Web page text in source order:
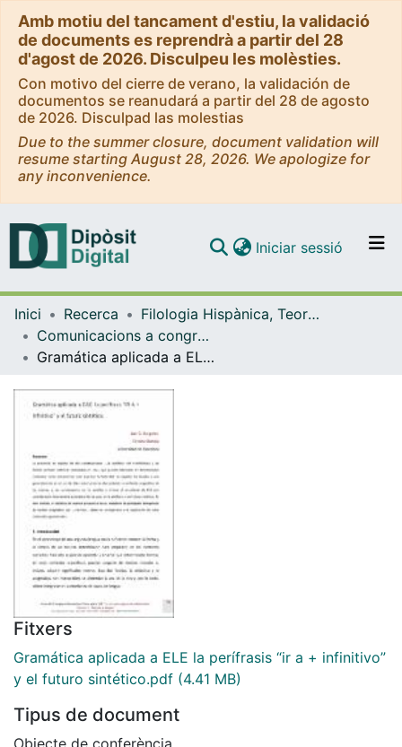
Amb motiu del tancament d'estiu, la validació
de documents es reprendrà a partir del 28
d'agost de 2026. Disculpeu les molèsties.
Con motivo del cierre de verano, la validación de
documentos se reanudará a partir del 28 de agosto
de 2026. Disculpad las molestias
Due to the summer closure, document validation will
resume starting August 28, 2026. We apologize for
any inconvenience.
Navega per tot el DD
Com publicar
Iniciar sessió (current)
Inici Recerca
Filologia Hispànica, Teoria de la Literatura i Comunicació
Comunicacions a congressos (Filologia Hispànica, Teoria de la Literatura i Comunicació)
Gramática aplicada a ELE: la perífrasis “ir a + infinitivo” y el futuro sintético
Fitxers
Gramática aplicada a ELE la perífrasis “ir a + infinitivo”
y el futuro sintético.pdf (4.41 MB)
Tipus de document
Objecte de conferència